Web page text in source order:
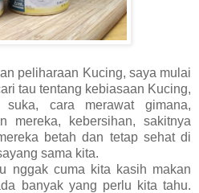
peliharaan Kucing, saya mulai
tau tentang kebiasaan Kucing,
cara merawat gimana,
mereka, kebersihan, sakitnya
betah dan tetap sehat di
sama kita.
nggak cuma kita kasih makan
banyak yang perlu kita tahu.